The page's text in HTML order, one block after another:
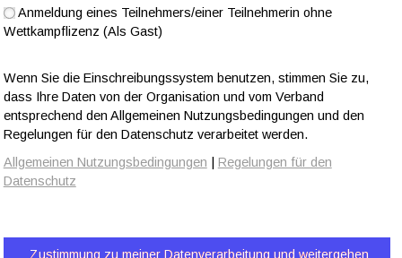
Anmeldung eines Teilnehmers/einer Teilnehmerin ohne
Wettkampflizenz (Als Gast)
Wenn Sie die Einschreibungssystem benutzen, stimmen Sie zu,
dass Ihre Daten von der Organisation und vom Verband
entsprechend den Allgemeinen Nutzungsbedingungen und den
Regelungen für den Datenschutz verarbeitet werden.
Allgemeinen Nutzungsbedingungen
Regelungen für den
Datenschutz